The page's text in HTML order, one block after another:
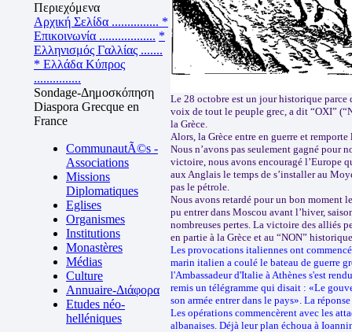
Περιεχόμενα
Αρχική Σελίδα ............... *
Επικοινωνία .................. *
Ελληνισμός Γαλλίας .......
* Ελλάδα Κύπρος
...............
Sondage-Δημοσκόπηση
Diaspora Grecque en
France
CommunautÃ©s -
Associations
Missions
Diplomatiques
Eglises
Organismes
Institutions
Monastères
Médias
Culture
Annuaire-Διάφορα
Etudes néo-
helléniques
Le 28 octobre est un jour historique
voix de tout le peuple grec, a dit “OXI”
la Grèce.
Alors, la Grèce entre en guerre et
Nous n’avons pas seulement gagné pour
victoire, nous avons encouragé l’Europe
aux Anglais le temps de s’installer au
pas le pétrole.
Nous avons retardé pour un bon moment
pu entrer dans Moscou avant l’hiver,
nombreuses pertes. La victoire des alliés
en partie à la Grèce et au “NON”
Les provocations italiennes ont
marin italien a coulé le bateau de guerre
l'Ambassadeur d'Italie à Athènes s'est
remis un télégramme qui disait : «Le
son armée entrer dans le pays». La
Les opérations commencèrent avec les
albanaises. Déjà leur plan échoua à